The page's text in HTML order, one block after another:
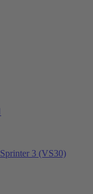
Sprinter 3 (VS30)